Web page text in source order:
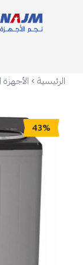
الرئيسية الأجهزة
43%